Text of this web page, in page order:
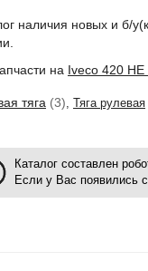
наличия новых и б/
на Iveco 420
тяга (3), Тяга рулевая
Каталог составлен
Если у Вас появились